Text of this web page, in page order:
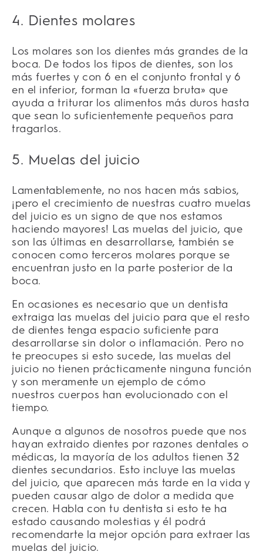
4. Dientes molares
Los molares son los dientes más grandes de la
boca. De todos los tipos de dientes, son los
más fuertes y con 6 en el conjunto frontal y 6
en el inferior, forman la «fuerza bruta» que
ayuda a triturar los alimentos más duros hasta
que sean lo suficientemente pequeños para
tragarlos.
5. Muelas del juicio
Lamentablemente, no nos hacen más sabios,
¡pero el crecimiento de nuestras cuatro muelas
del juicio es un signo de que nos estamos
haciendo mayores! Las muelas del juicio, que
son las últimas en desarrollarse, también se
conocen como terceros molares porque se
encuentran justo en la parte posterior de la
boca.
En ocasiones es necesario que un dentista
extraiga las muelas del juicio para que el resto
de dientes tenga espacio suficiente para
desarrollarse sin dolor o inflamación. Pero no
te preocupes si esto sucede, las muelas del
juicio no tienen prácticamente ninguna función
y son meramente un ejemplo de cómo
nuestros cuerpos han evolucionado con el
tiempo.
Aunque a algunos de nosotros puede que nos
hayan extraido dientes por razones dentales o
médicas, la mayoría de los adultos tienen 32
dientes secundarios. Esto incluye las muelas
del juicio, que aparecen más tarde en la vida y
pueden causar algo de dolor a medida que
crecen. Habla con tu dentista si esto te ha
estado causando molestias y él podrá
recomendarte la mejor opción para extraer las
muelas del juicio.